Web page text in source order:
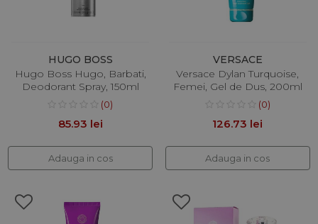
HUGO BOSS
Hugo Boss Hugo, Barbati,
Deodorant Spray, 150ml
(0)
85.93 lei
Adauga in cos
VERSACE
Versace Dylan Turquoise,
Femei, Gel de Dus, 200ml
(0)
126.73 lei
Adauga in cos